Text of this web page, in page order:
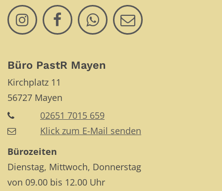
Büro PastR Mayen
Kirchplatz 11
56727 Mayen
02651 7015 659
Klick zum E-Mail senden
Bürozeiten
Dienstag, Mittwoch, Donnerstag
von 09.00 bis 12.00 Uhr